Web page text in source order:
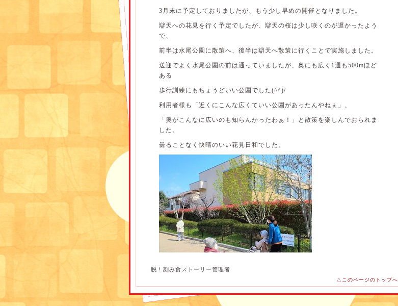
3月末に予定しておりましたが、もう少し早めの開催となりました。
辯天への花見を行く予定でしたが、辯天の桜は少し咲くのが遅かったよう
で、
前半は水尾公園に散策へ、後半は辯天へ散策に行くことで実施しました。
送迎でよく水尾公園の前は通っていましたが、奥にも広く1週も500mほど
ある
歩行訓練にもちょうどいい公園でした(^^)/
利用者様も「近くにこんな広くていい公園があったんやねぇ」、
「奥がこんなに広いのも知らんかったわぁ！」と散策を楽しんでおられま
した。
曇ることなく快晴のいい花見日和でした。
脱！刻み食ストーリー管理者
△このページのトップへ